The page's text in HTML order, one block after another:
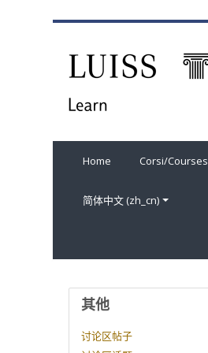
Home Corsi/Courses
简体中文 ‎(zh_cn)‎
用户资料
其他
讨论区帖子